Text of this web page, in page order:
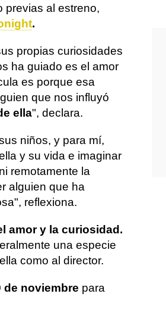
previas al estreno,
.
propias curiosidades
ha guiado es el amor
es porque esa
que nos influyó
ella", declara.
niños, y para mí,
y su vida e imaginar
remotamente la
alguien que ha
reflexiona.
amor y la curiosidad.
una especie
como al director.
de noviembre para